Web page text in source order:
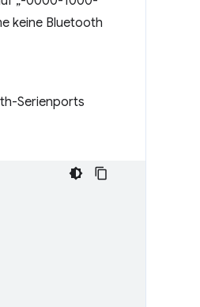
keine Bluetooth
Serienports